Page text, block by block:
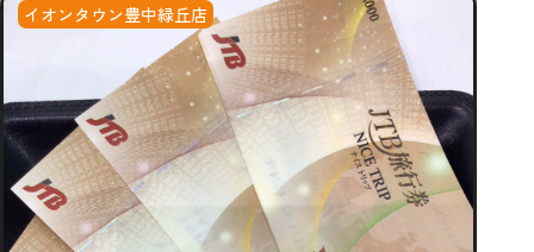
イオンタウン豊中緑丘店